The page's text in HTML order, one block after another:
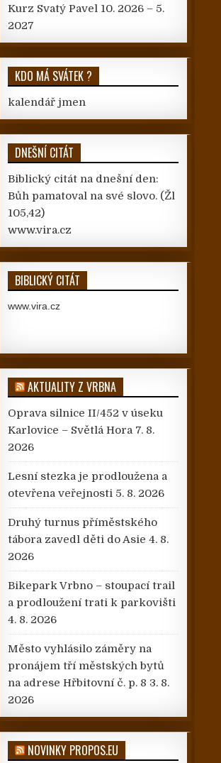
Kurz Svatý Pavel 10. 2026 – 5.
2027
KDO MÁ SVÁTEK ?
kalendář jmen
DNEŠNÍ CITÁT
Biblický citát na dnešní den:
Bůh pamatoval na své slovo. (Žl
105,42)
www.vira.cz
BIBLICKÝ CITÁT
www.vira.cz
AKTUALITY Z VRBNA
Oprava silnice II/452 v úseku
Karlovice – Světlá Hora 7. 8.
2026
Lesní stezka je prodloužena a
otevřena veřejnosti 5. 8. 2026
Druhý turnus příměstského
tábora zavedl děti do Asie 4. 8.
2026
Bikepark Vrbno – stoupací trail
a prodloužení trati k parkovišti
4. 8. 2026
Město vyhlásilo záměry na
pronájem tří městských bytů
na adrese Hřbitovní č. p. 8 3. 8.
2026
NOVINKY PROPOS.EU